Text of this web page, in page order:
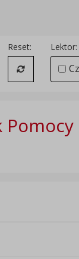
między literami
interlinię i
Reset:
Przywróć
Lektor: